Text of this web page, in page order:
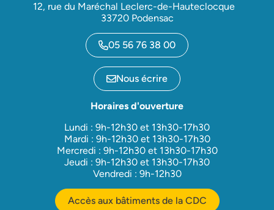
12, rue du Maréchal Leclerc-de-Hauteclocque
33720 Podensac
05 56 76 38 00
Nous écrire
Horaires d'ouverture
Lundi : 9h-12h30 et 13h30-17h30
Mardi : 9h-12h30 et 13h30-17h30
Mercredi : 9h-12h30 et 13h30-17h30
Jeudi : 9h-12h30 et 13h30-17h30
Vendredi : 9h-12h30
Accès aux bâtiments de la CDC